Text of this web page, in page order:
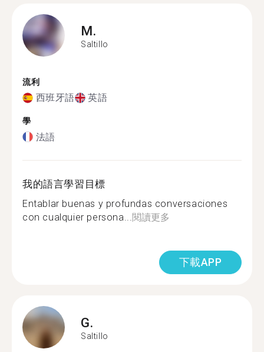
M.
Saltillo
流利
西班牙語 英語
學
法語
我的語言學習目標
Entablar buenas y profundas conversaciones
con cualquier persona... 閱讀更多
下載APP
G.
Saltillo